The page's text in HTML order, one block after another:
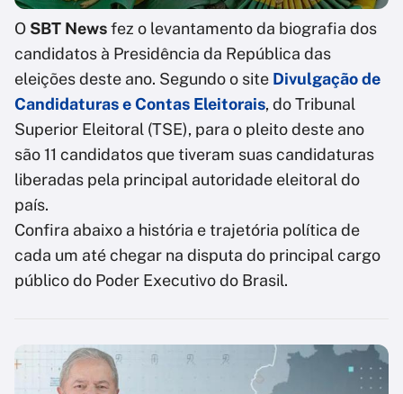
O SBT Newsfez o levantamento da biografia dos
candidatos à Presidência da República das
eleições deste ano. Segundo o site Divulgação de
Candidaturas e Contas Eleitorais, do Tribunal
Superior Eleitoral (TSE), para o pleito deste ano
são 11 candidatos que tiveram suas candidaturas
liberadas pela principal autoridade eleitoral do
país.
Confira abaixo a história e trajetória política de
cada um até chegar na disputa do principal cargo
público do Poder Executivo do Brasil.